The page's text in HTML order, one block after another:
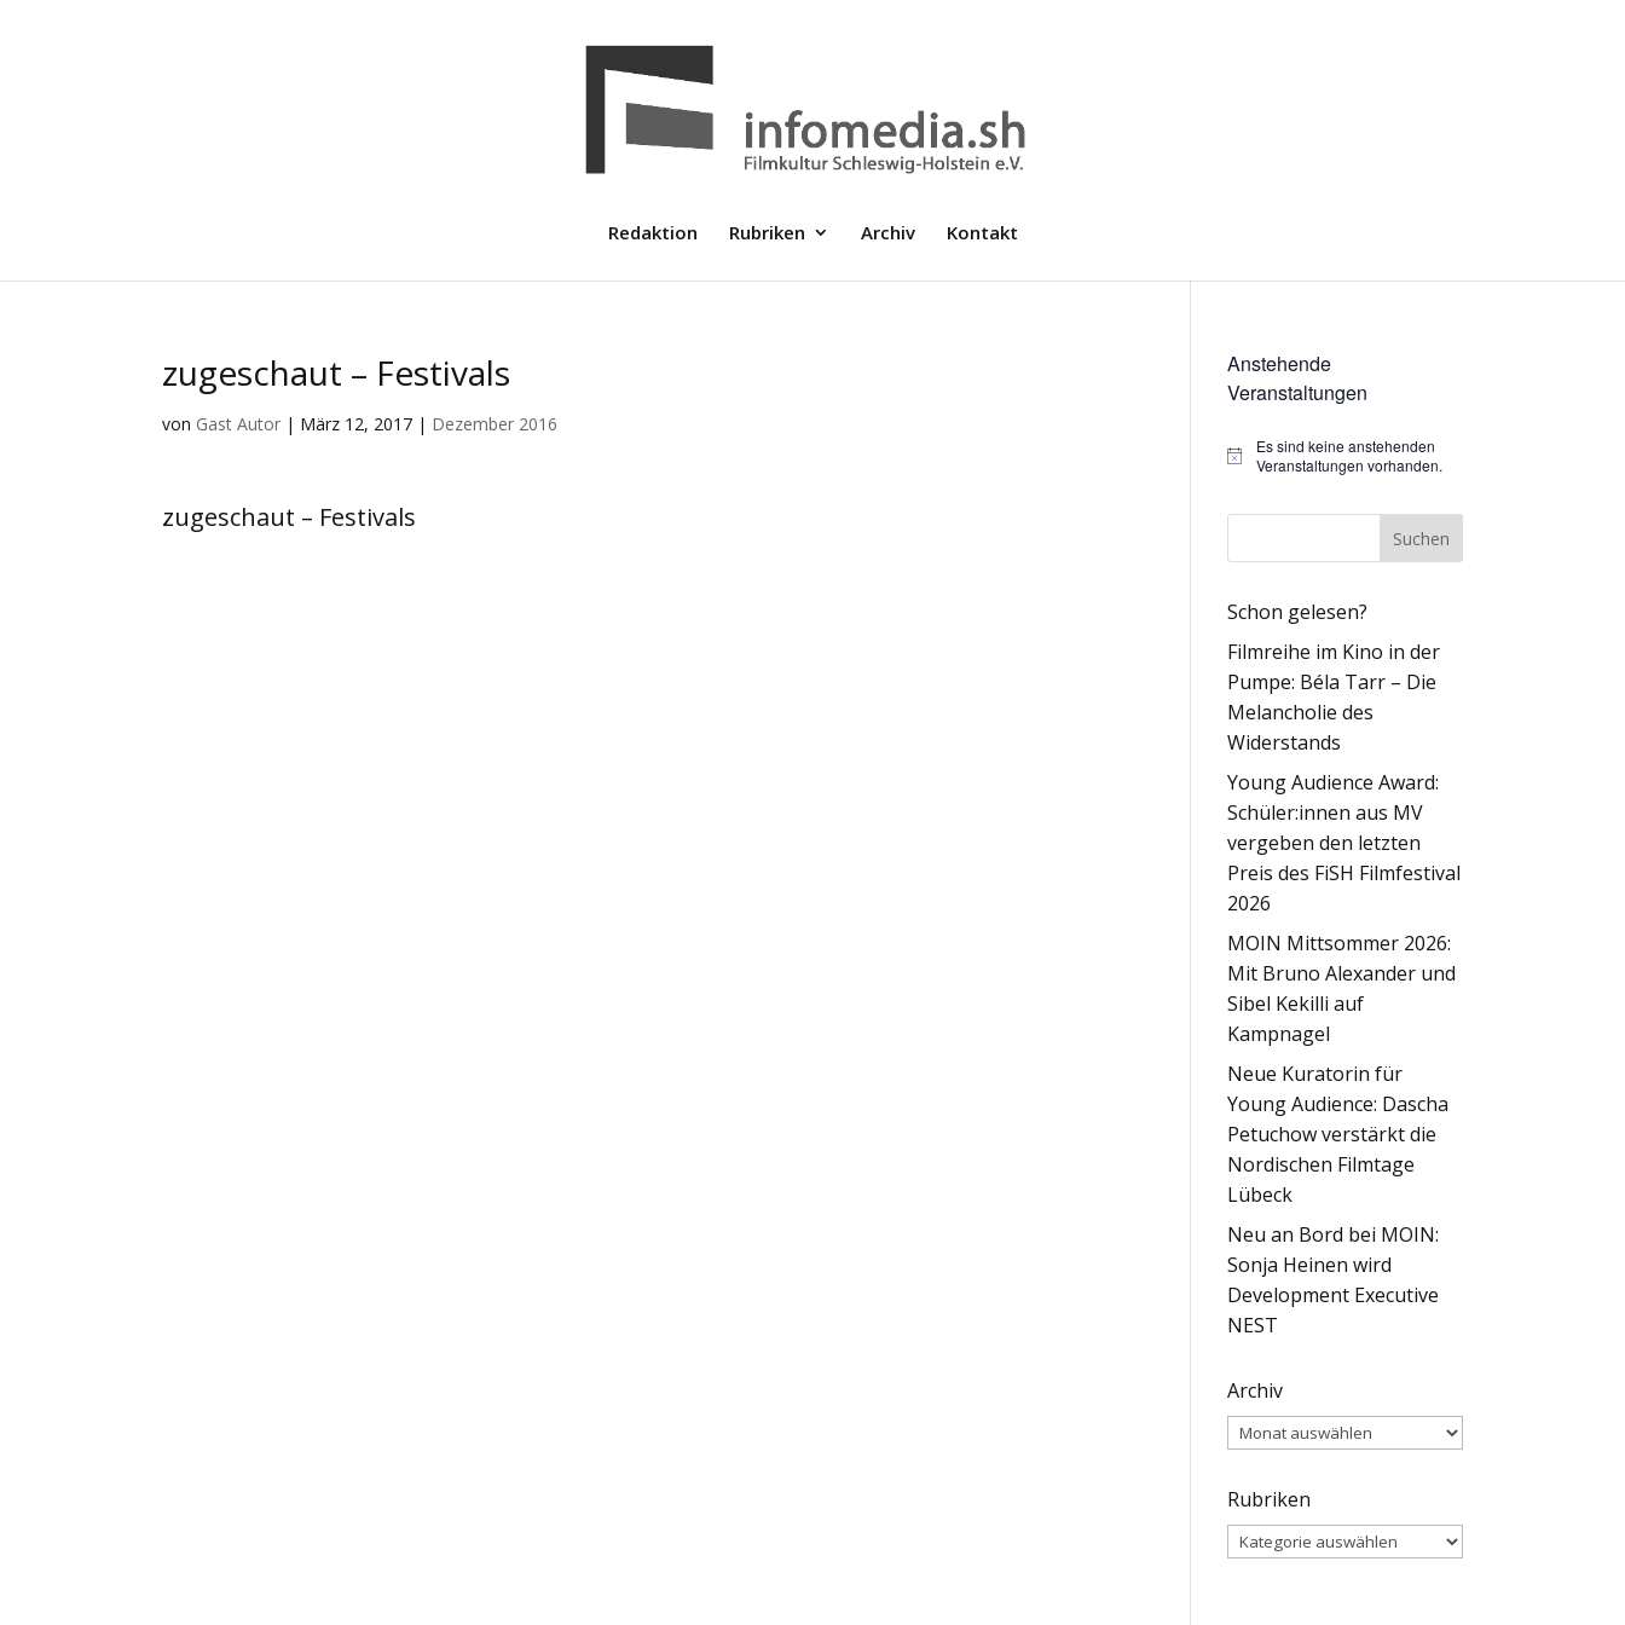
Redaktion Rubriken Archiv Kontakt
zugeschaut – Festivals
von Gast Autor | März 12, 2017 | Dezember 2016
zugeschaut – Festivals
Anstehende
Veranstaltungen
Hinweis
Es sind keine anstehenden
Veranstaltungen vorhanden.
Schon gelesen?
Filmreihe im Kino in der
Pumpe: Béla Tarr – Die
Melancholie des
Widerstands
Young Audience Award:
Schüler:innen aus MV
vergeben den letzten
Preis des FiSH Filmfestival
2026
MOIN Mittsommer 2026:
Mit Bruno Alexander und
Sibel Kekilli auf
Kampnagel
Neue Kuratorin für
Young Audience: Dascha
Petuchow verstärkt die
Nordischen Filmtage
Lübeck
Neu an Bord bei MOIN:
Sonja Heinen wird
Development Executive
NEST
Archiv
Archiv
Rubriken
Rubriken